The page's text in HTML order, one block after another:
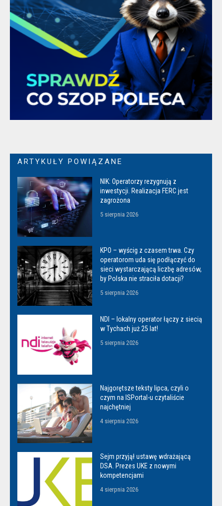
ARTYKUŁY POWIĄZANE
NIK: Operatorzy rezygnują z
inwestycji. Realizacja FERC jest
zagrożona
5 sierpnia 2026
KPO – wyścig z czasem trwa. Czy
operatorom uda się podłączyć do
sieci wystarczającą liczbę adresów,
by Polska nie straciła dotacji?
5 sierpnia 2026
NDI – lokalny operator łączy z siecią
w Tychach już 25 lat!
5 sierpnia 2026
Najgorętsze teksty lipca, czyli o
czym na ISPortal-u czytaliście
najchętniej
4 sierpnia 2026
Sejm przyjął ustawę wdrażającą
DSA. Prezes UKE z nowymi
kompetencjami
4 sierpnia 2026